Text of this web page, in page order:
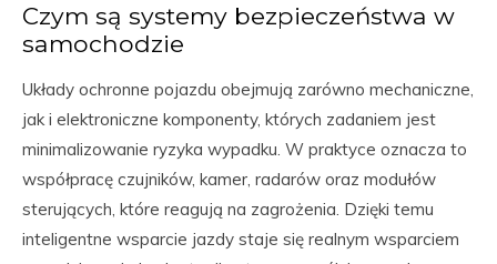
Czym są systemy bezpieczeństwa w
samochodzie
Układy ochronne pojazdu obejmują zarówno mechaniczne,
jak i elektroniczne komponenty, których zadaniem jest
minimalizowanie ryzyka wypadku. W praktyce oznacza to
współpracę czujników, kamer, radarów oraz modułów
sterujących, które reagują na zagrożenia. Dzięki temu
inteligentne wsparcie jazdy staje się realnym wsparciem